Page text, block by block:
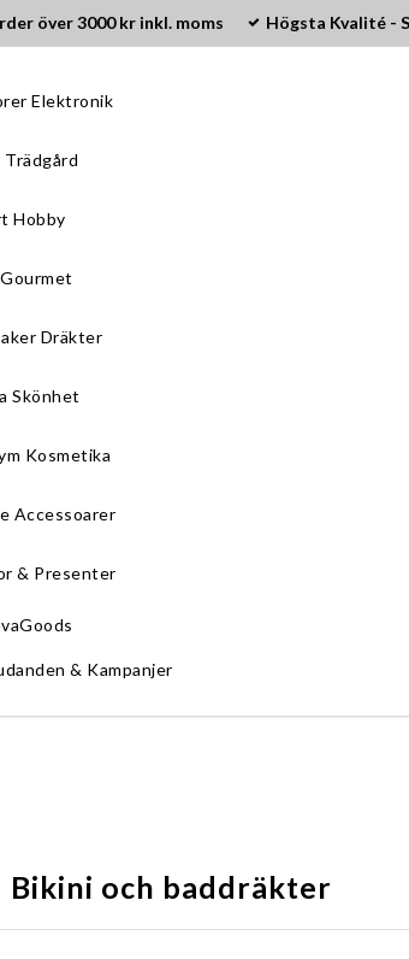
över 3000 kr inkl. moms Högsta Kvalité -
Elektronik
Trädgård
Hobby
Dräkter
Skönhet
Kosmetika
Accessoarer
& Presenter
& Kampanjer
Bikini och baddräkter